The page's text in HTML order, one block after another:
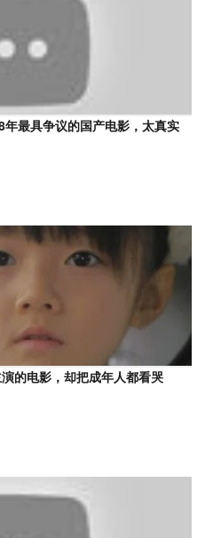
年最具争议的国产电影，太真实
的电影，却把成年人都看哭